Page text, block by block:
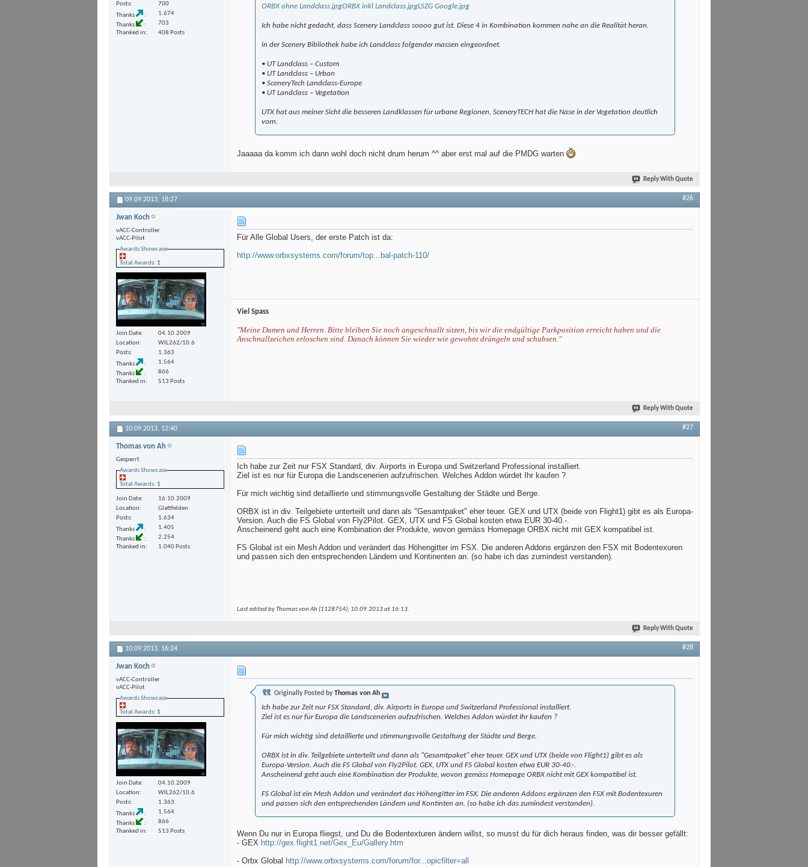
Posts
700
Thanks
1.674
Thanks
703
Thanked in
408 Posts
ORBX ohne Landclass.jpgORBX inkl Landclass.jpgLSZG Google.jpg
Ich habe nicht gedacht, dass Scenery Landclass soooo gut ist. Diese 4 in Kombination kommen nahe an die Realität heran.
in der Scenery Bibliothek habe ich Landclass folgender massen eingeordnet.
• UT Landclass – Custom
• UT Landclass – Urban
• SceneryTech Landclass-Europe
• UT Landclass – Vegetation
UTX hat aus meiner Sicht die besseren Landklassen für urbane Regionen, SceneryTECH hat die Nase in der Vegetation deutlich
vorn.
Jaaaaa da komm ich dann wohl doch nicht drum herum ^^ aber erst mal auf die PMDG warten
Reply With Quote
09.09.2013, 18:27 #26
Jwan Koch
vACC-Controller
vACC-Pilot
Awards Showcase
Total Awards: 1
Join Date
04.10.2009
Location
WIL262/10.6
Posts
1.363
Thanks
1.564
Thanks
866
Thanked in
513 Posts
Für Alle Global Users, der erste Patch ist da:
http://www.orbxsystems.com/forum/top...bal-patch-110/
Viel Spass
"Meine Damen und Herren. Bitte bleiben Sie noch angeschnallt sitzen, bis wir die endgültige Parkposition erreicht haben und die
Anschnallzeichen erloschen sind. Danach können Sie wieder wie gewohnt drängeln und schubsen."
Reply With Quote
10.09.2013, 12:40 #27
Thomas von Ah
Gesperrt
Awards Showcase
Total Awards: 1
Join Date
16.10.2009
Location
Glattfelden
Posts
1.634
Thanks
1.405
Thanks
2.254
Thanked in
1.040 Posts
Ich habe zur Zeit nur FSX Standard, div. Airports in Europa und Switzerland Professional installiert.
Ziel ist es nur für Europa die Landscenerien aufzufrischen. Welches Addon würdet Ihr kaufen ?
Für mich wichtig sind detaillierte und stimmungsvolle Gestaltung der Städte und Berge.
ORBX ist in div. Teilgebiete unterteilt und dann als "Gesamtpaket" eher teuer. GEX und UTX (beide von Flight1) gibt es als Europa-
Version. Auch die FS Global von Fly2Pilot. GEX, UTX und FS Global kosten etwa EUR 30-40.-.
Anscheinend geht auch eine Kombination der Produkte, wovon gemäss Homepage ORBX nicht mit GEX kompatibel ist.
FS Global ist ein Mesh Addon und verändert das Höhengitter im FSX. Die anderen Addons ergänzen den FSX mit Bodentexuren
und passen sich den entsprechenden Ländern und Kontinenten an. (so habe ich das zumindest verstanden).
Last edited by Thomas von Ah (1128754); 10.09.2013 at 16:13.
Reply With Quote
10.09.2013, 16:24 #28
Jwan Koch
vACC-Controller
vACC-Pilot
Awards Showcase
Total Awards: 1
Join Date
04.10.2009
Location
WIL262/10.6
Posts
1.363
Thanks
1.564
Thanks
866
Thanked in
513 Posts
Originally Posted byThomas von Ah
Ich habe zur Zeit nur FSX Standard, div. Airports in Europa und Switzerland Professional installiert.
Ziel ist es nur für Europa die Landscenerien aufzufrischen. Welches Addon würdet Ihr kaufen ?
Für mich wichtig sind detaillierte und stimmungsvolle Gestaltung der Städte und Berge.
ORBX ist in div. Teilgebiete unterteilt und dann als "Gesamtpaket" eher teuer. GEX und UTX (beide von Flight1) gibt es als
Europa-Version. Auch die FS Global von Fly2Pilot. GEX, UTX und FS Global kosten etwa EUR 30-40.-.
Anscheinend geht auch eine Kombination der Produkte, wovon gemäss Homepage ORBX nicht mit GEX kompatibel ist.
FS Global ist ein Mesh Addon und verändert das Höhengitter im FSX. Die anderen Addons ergänzen den FSX mit Bodentexuren
und passen sich den entsprechenden Ländern und Kontinten an. (so habe ich das zumindest verstanden).
Wenn Du nur in Europa fliegst, und Du die Bodentexturen ändern willst, so musst du für dich heraus finden, was dir besser gefällt:
- GEX http://gex.flight1.net/Gex_Eu/Gallery.htm
- Orbx Global http://www.orbxsystems.com/forum/for...opicfilter=all